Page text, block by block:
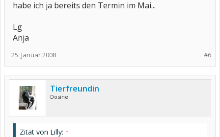
habe ich ja bereits den Termin im Mai...
Lg
Anja
#6
25. Januar 2008
Tierfreundin
Dosine
Zitat von Lilly: ↑